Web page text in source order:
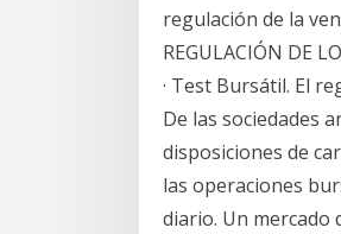
regulación de la
REGULACIÓN DE
· Test Bursátil. El
De las sociedades
disposiciones de
las operaciones
diario. Un mercado